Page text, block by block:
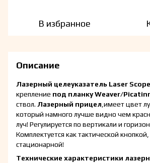
В избранное
Описание
Лазерный целеуказатель Laser Scope
крепление под планкуWeaver/
ствол. Лазерный прицел ,имеет цвет
который намного лучше видно чем
луч! Регулируется по вертикали и
Комплектуется как тактической кнопкой,
стационарной!
Технические характеристики